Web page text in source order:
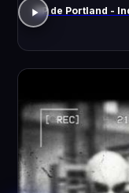
GP de Portland -